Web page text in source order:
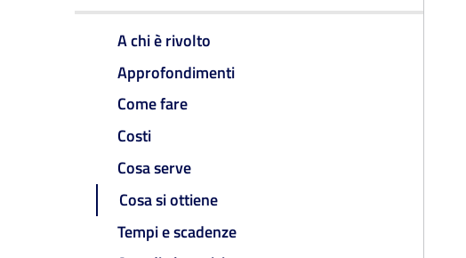
A chi è rivolto
Approfondimenti
Come fare
Costi
Cosa serve
Cosa si ottiene
Tempi e scadenze